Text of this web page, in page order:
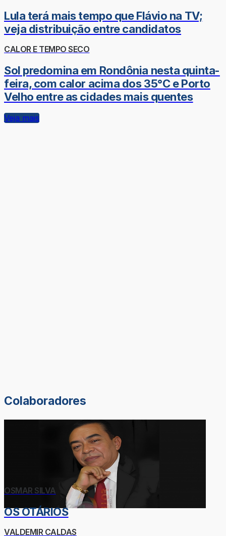
Lula terá mais tempo que Flávio na TV;
veja distribuição entre candidatos
CALOR E TEMPO SECO
Sol predomina em Rondônia nesta quinta-
feira, com calor acima dos 35°C e Porto
Velho entre as cidades mais quentes
Veja mais
Colaboradores
OSMAR SILVA
OS OTÁRIOS
VALDEMIR CALDAS